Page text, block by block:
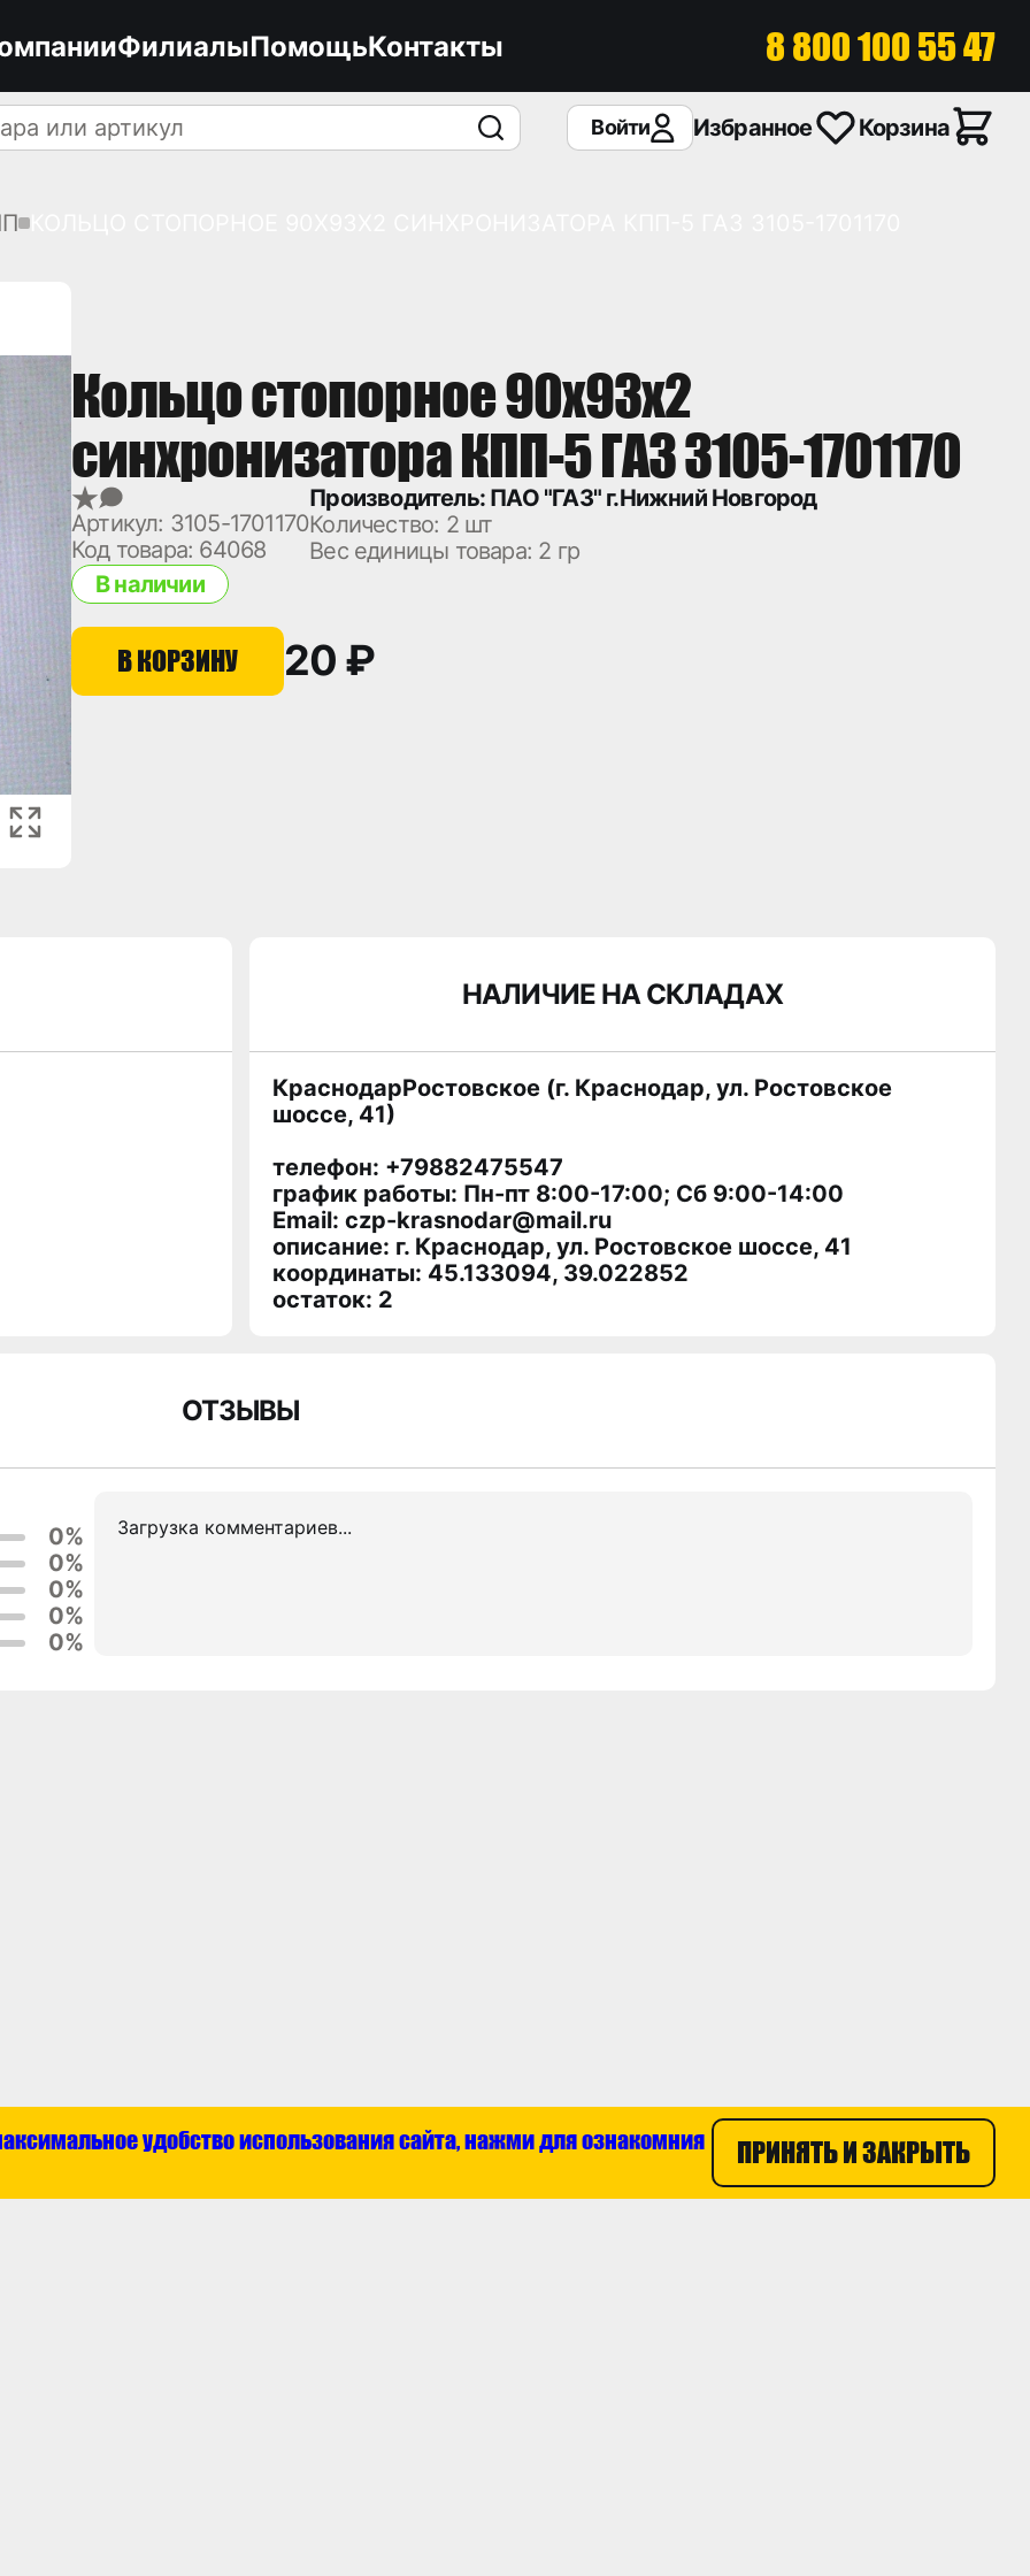
ФилиалыПомощьКонтакты 8 800 100 55 47
Войти Избранное Корзина
Кольцо стопорное 90х93х2
синхронизатора КПП-5 ГАЗ 3105-1701170
Артикул: 3105-1701170
Код товара: 64068
Производитель: ПАО "ГАЗ" г.Нижний Новгород
Количество: 2 шт
Вес единицы товара: 2 гр
В наличии
В КОРЗИНУ 20 ₽
НАЛИЧИЕ НА СКЛАДАХ
КраснодарРостовское (г. Краснодар, ул. Ростовское
шоссе, 41)
телефон: +79882475547
график работы: Пн-пт 8:00-17:00; Сб 9:00-14:00
Email: czp-krasnodar@mail.ru
описание: г. Краснодар, ул. Ростовское шоссе, 41
координаты: 45.133094, 39.022852
остаток: 2
ОТЗЫВЫ
0%
0%
0%
0%
0%
Загрузка комментариев...
удобство использования сайта, нажми для ознакомния
ПРИНЯТЬ И ЗАКРЫТЬ